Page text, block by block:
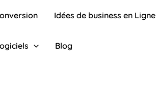
Idées de business en Ligne
Blog